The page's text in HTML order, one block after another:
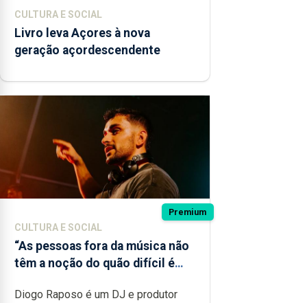
CULTURA E SOCIAL
Livro leva Açores à nova
geração açordescendente
Premium
CULTURA E SOCIAL
“As pessoas fora da música não
têm a noção do quão difícil é
Diogo Raposo é um DJ e produtor